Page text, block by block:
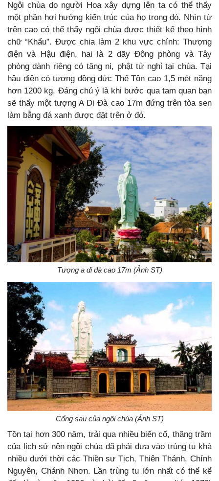
Ngôi chùa do người Hoa xây dựng lên ta có thể thấy
một phần hơi hướng kiến trúc của họ trong đó. Nhìn từ
trên cao có thể thấy ngôi chùa được thiết kế theo hình
chữ “Khẩu”. Được chia làm 2 khu vực chính: Thượng
điện và Hậu điện, hai là 2 dãy Đông phòng và Tây
phòng dành riêng có tăng ni, phật tử nghỉ tại chùa. Tại
hậu điện có tượng đồng đức Thế Tôn cao 1,5 mét nặng
hơn 1200 kg. Đáng chú ý là khi bước qua tam quan bạn
sẽ thấy một tượng A Di Đà cao 17m đứng trên tòa sen
làm bằng đá xanh được đặt trên ở đó.
Tượng a di đà cao 17m (Ảnh ST)
Cổng sau của ngôi chùa (Ảnh ST)
Tồn tại hơn 300 năm, trải qua nhiều biến cố, thăng trầm
của lịch sử nên ngôi chùa đã phải đưa vào trùng tu khá
nhiều dưới thời các Thiền sư Tịch, Thiên Thánh, Chính
Nguyên, Chánh Nhơn. Lần trùng tu lớn nhất có thể kể